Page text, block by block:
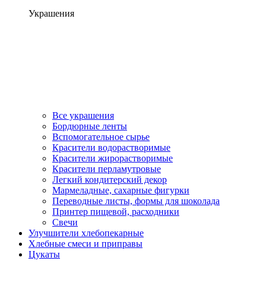
Украшения
Все украшения
Бордюрные ленты
Вспомогательное сырье
Красители водорастворимые
Красители жирорастворимые
Красители перламутровые
Легкий кондитерский декор
Мармеладные, сахарные фигурки
Переводные листы, формы для шоколада
Принтер пищевой, расходники
Свечи
Улучшители хлебопекарные
Хлебные смеси и приправы
Цукаты